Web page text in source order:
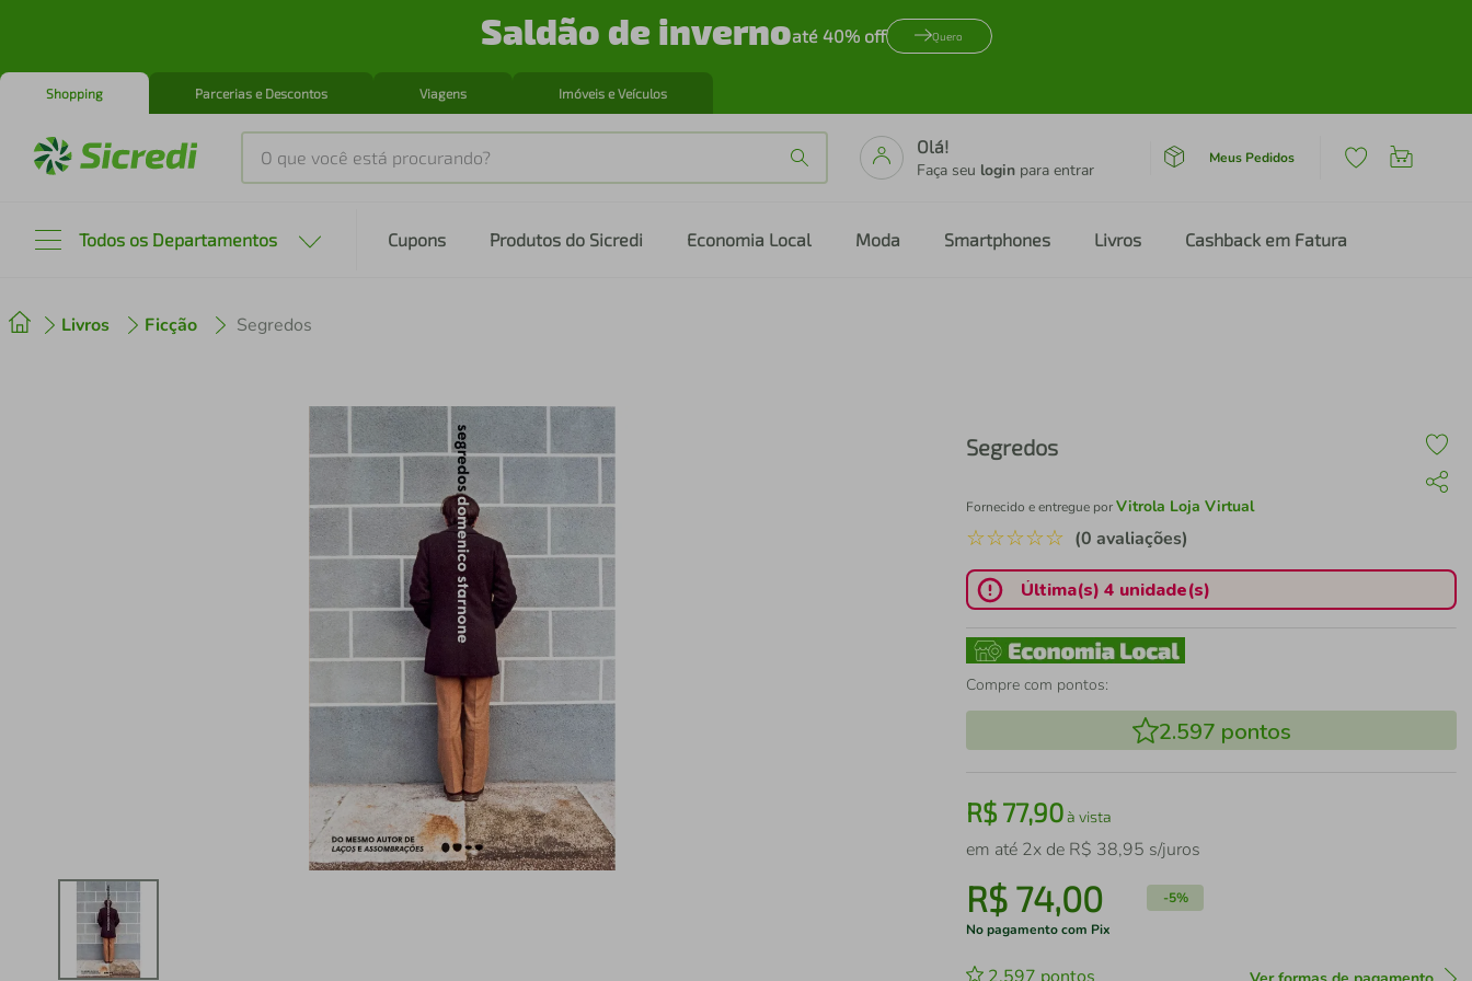
Saldão de invernoaté 40% off Quero
Shopping Parcerias e Descontos Viagens Imóveis e Veículos
O que você está procurando?
Olá!
Faça seu login para entrar
Meus Pedidos
Todos os Departamentos Cupons Produtos do Sicredi Economia Local Moda Smartphones Livros Cashback em Fatura
Livros Ficção Segredos
Segredos
Fornecido e entregue porVitrola Loja Virtual
☆☆☆☆☆ (0 avaliações)
Última(s) 4 unidade(s)
Compre com pontos:
2.597 pontos
R$77,90à vista
em até 2x de R$ 38,95 s/juros
R$ 74,00 -5%
No pagamento com Pix
2º cafeteira
air fryer